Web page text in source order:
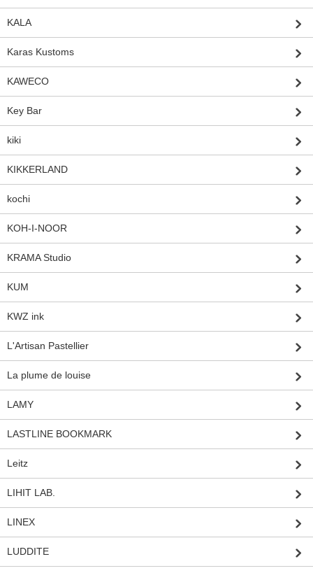
KALA
Karas Kustoms
KAWECO
Key Bar
kiki
KIKKERLAND
kochi
KOH-I-NOOR
KRAMA Studio
KUM
KWZ ink
L'Artisan Pastellier
La plume de louise
LAMY
LASTLINE BOOKMARK
Leitz
LIHIT LAB.
LINEX
LUDDITE